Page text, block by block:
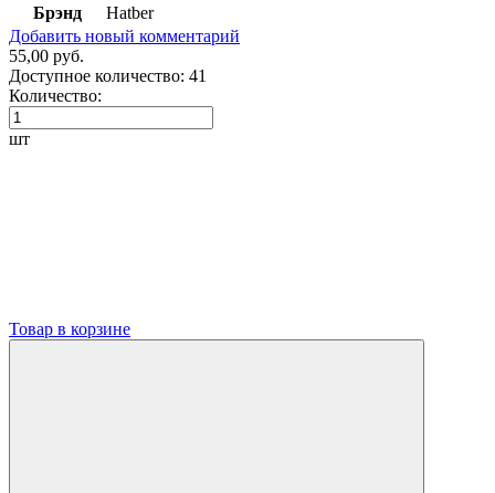
Брэнд
Hatber
Добавить новый комментарий
55,00 руб.
Доступное количество: 41
Количество:
шт
Товар в корзине